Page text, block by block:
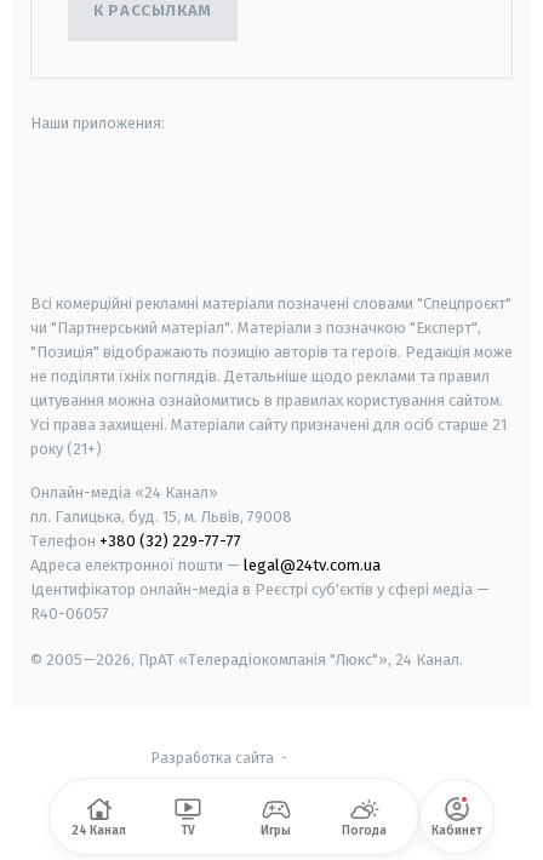
К РАССЫЛКАМ
Наши приложения:
Всі комерційні рекламні матеріали позначені словами "Спецпроєкт"
чи "Партнерський матеріал". Матеріали з позначкою "Експерт",
"Позиція" відображають позицію авторів та героїв. Редакція може
не поділяти їхніх поглядів. Детальніше щодо реклами та правил
цитування можна ознайомитись в правилах користування сайтом.
Усі права захищені. Матеріали сайту призначені для осіб старше 21
року (21+)
Онлайн-медіа «24 Канал»
пл. Галицька, буд. 15, м. Львів, 79008
Телефон +380 (32) 229-77-77
Адреса електронної пошти — legal@24tv.com.ua
Ідентифікатор онлайн-медіа в Реєстрі суб'єктів у сфері медіа —
R40-06057
© 2005—2026, ПрАТ «Телерадіокомпанія "Люкс"», 24 Канал.
Разработка сайта -
24 Канал TV Игры Погода Кабинет